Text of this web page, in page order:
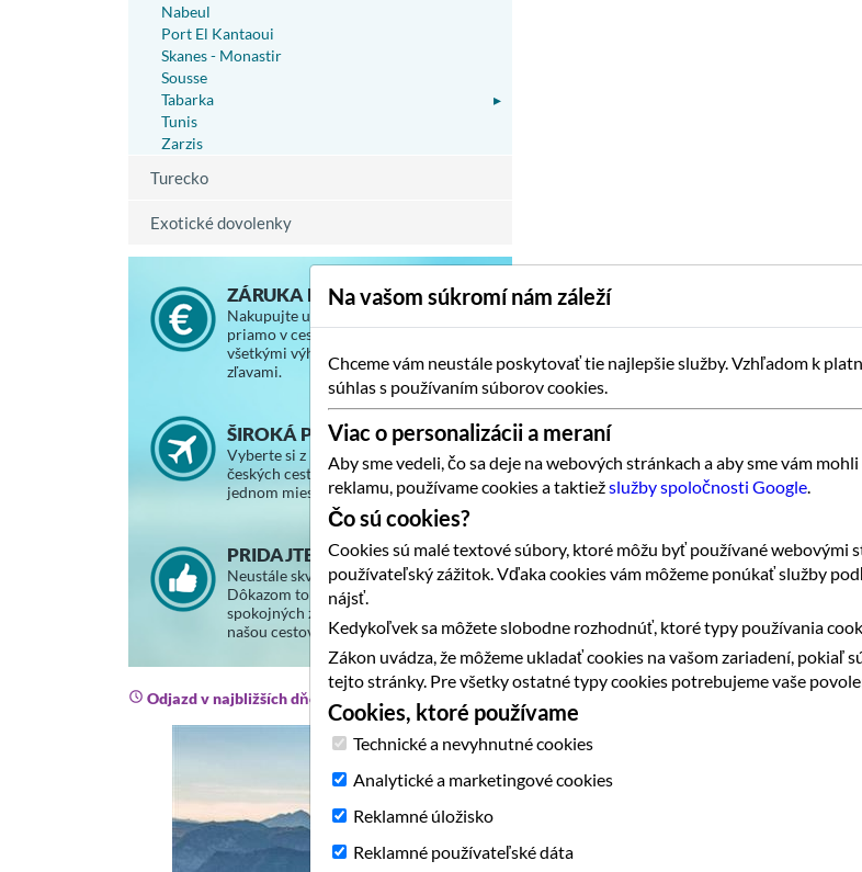
Nabeul
Port El Kantaoui
Skanes - Monastir
Sousse
Tabarka
▸
Tunis
Zarzis
Turecko
Exotické dovolenky
ZÁRUKA NAJNIŽŠEJ CENY
Nakupujte u nás za rovnaké ceny, ako
priamo v cestovnej kancelárii, so
všetkými výhodami a vernostnými
zľavami.
ŠIROKÁ PONUKA ZÁJAZDOV
Vyberte si z ponuky slovenských a
českých cestovných kancelárií na
jednom mieste.
PRIDAJTE SA K SPOKOJNÝM
Neustále skvalitňujeme svoje služby.
Dôkazom toho je stále väčší počet
spokojných zákazníkov, ktorí cestujú s
našou cestovnou agentúrou.
Odjazd v najbližších dňoch
Na vašom súkromí nám záleží
Chceme vám neustále poskytovať tie najlepšie služby. Vzhľadom k
súhlas s používaním súborov cookies.
Viac o personalizácii a meraní
Aby sme vedeli, čo sa deje na webových stránkach a aby sme vám
reklamu, používame cookies a taktiežslužby spoločnosti Google.
Čo sú cookies?
Cookies sú malé textové súbory, ktoré môžu byť používané webovými
používateľský zážitok. Vďaka cookies vám môžeme ponúkať služby
nájsť.
Kedykoľvek sa môžete slobodne rozhodnúť, ktoré typy používania
Zákon uvádza, že môžeme ukladať cookies na vašom zariadení, pokiaľ
tejto stránky. Pre všetky ostatné typy cookies potrebujeme vaše
Cookies, ktoré používame
Technické a nevyhnutné cookies
Analytické a marketingové cookies
Reklamné úložisko
Reklamné používateľské dáta